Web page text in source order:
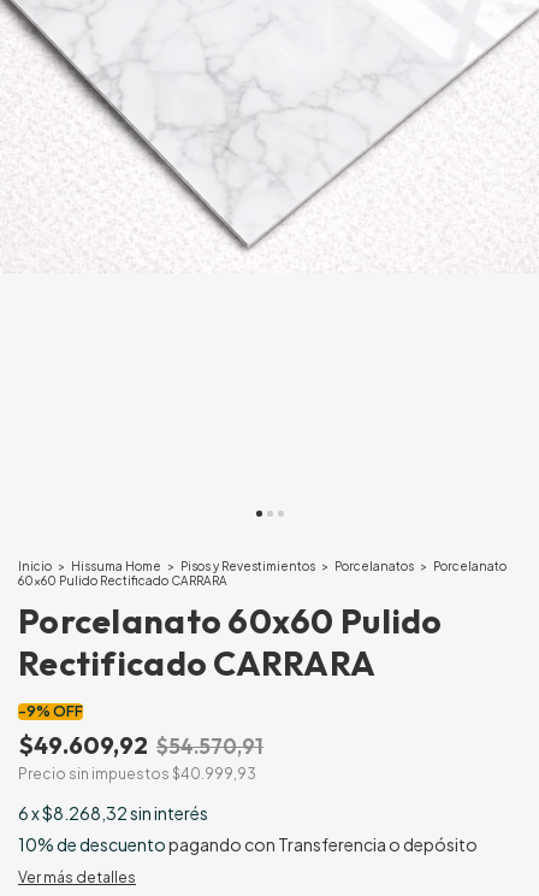
Inicio > Hissuma Home > Pisos y Revestimientos > Porcelanatos >
Porcelanato
60x60 Pulido Rectificado CARRARA
Porcelanato 60x60 Pulido
Rectificado CARRARA
-9% OFF
$49.609,92 $54.570,91
Precio sin impuestos $40.999,93
6x$8.268,32sin interés
10% de descuentopagando con Transferencia o depósito
Ver más detalles